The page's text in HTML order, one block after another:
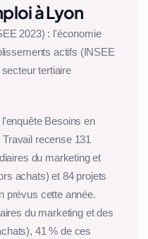
à Lyon
2023) : l'économie
actifs (INSEE
tertiaire
Besoins en
recense 131
du marketing et
achats) et 84 projets
prévus cette année.
du marketing et des
41 % de ces